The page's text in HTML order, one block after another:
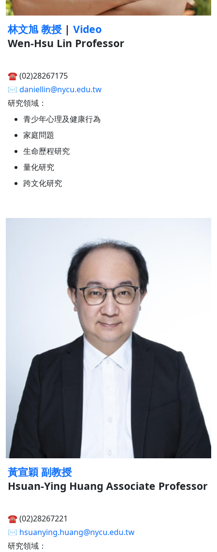
林文旭 教授 | Video
Wen-Hsu Lin Professor
☎︎ (02)28267175
✉︎ daniellin@nycu.edu.tw
研究領域：
青少年心理及健康行為
家庭問題
生命歷程研究
量化研究
跨文化研究
黃宣穎 副教授
Hsuan-Ying Huang Associate Professor
☎︎ (02)28267221
✉︎ hsuanying.huang@nycu.edu.tw
研究領域：